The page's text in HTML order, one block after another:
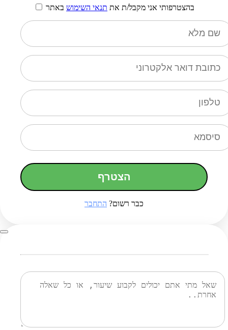
בהצטרפותי אני מקבל/ת את תנאי השימוש באתר
הצטרף
כבר רשום? התחבר